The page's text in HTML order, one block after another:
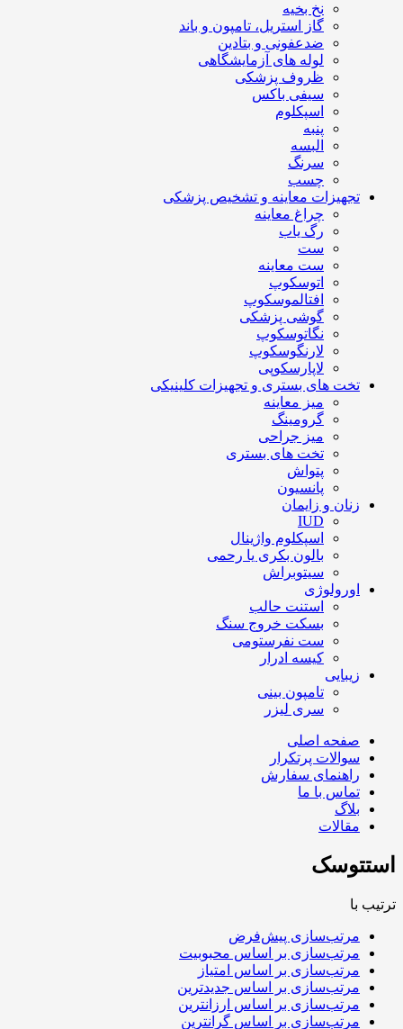
نخ بخیه
گاز استریل، تامپون و باند
ضدعفونی و بتادین
لوله های آزمایشگاهی
ظروف پزشکی
سیفی باکس
اسپکلوم
پنبه
البسه
سرنگ
چسب
تجهیزات معاینه و تشخیص پزشکی
چراغ معاینه
رگ یاب
ست
ست معاینه
اتوسکوپ
افتالموسکوپ
گوشی پزشکی
نگاتوسکوپ
لارنگوسکوپ
لاپارسکوپی
تخت های بستری و تجهیزات کلینیکی
میز معاینه
گرومینگ
میز جراحی
تخت های بستری
پتواش
پانسیون
زنان و زایمان
IUD
اسپکلوم واژینال
بالون بکری یا رحمی
سیتوبراش
اورولوژی
استنت حالب
بسکت خروج سنگ
ست نفرستومی
کیسه ادرار
زیبایی
تامپون بینی
سری لیزر
صفحه اصلی
سوالات پرتکرار
راهنمای سفارش
تماس با ما
بلاگ
مقالات
استتوسک
ترتیب با
مرتب‌سازی پیش‌فرض
مرتب‌سازی بر اساس محبوبیت
مرتب‌سازی بر اساس امتیاز
مرتب‌سازی بر اساس جدیدترین
مرتب‌سازی بر اساس ارزانترین
مرتب‌سازی بر اساس گرانترین